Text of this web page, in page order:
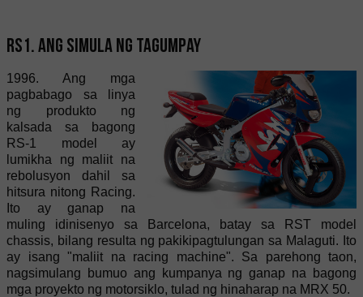
RS1. Ang simula ng tagumpay
1996. Ang mga
pagbabago sa linya
ng produkto ng
kalsada sa bagong
RS-1 model ay
lumikha ng maliit na
rebolusyon dahil sa
hitsura nitong Racing.
Ito ay ganap na
muling idinisenyo sa Barcelona, batay sa RST model
chassis, bilang resulta ng pakikipagtulungan sa Malaguti. Ito
ay isang "maliit na racing machine". Sa parehong taon,
nagsimulang bumuo ang kumpanya ng ganap na bagong
mga proyekto ng motorsiklo, tulad ng hinaharap na MRX 50.